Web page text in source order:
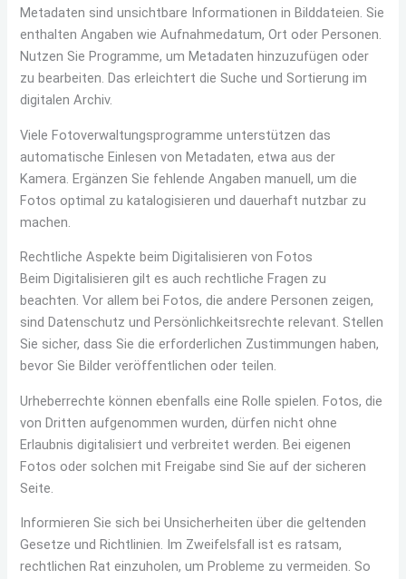
Metadaten sind unsichtbare Informationen in Bilddateien. Sie
enthalten Angaben wie Aufnahmedatum, Ort oder Personen.
Nutzen Sie Programme, um Metadaten hinzuzufügen oder
zu bearbeiten. Das erleichtert die Suche und Sortierung im
digitalen Archiv.
Viele Fotoverwaltungsprogramme unterstützen das
automatische Einlesen von Metadaten, etwa aus der
Kamera. Ergänzen Sie fehlende Angaben manuell, um die
Fotos optimal zu katalogisieren und dauerhaft nutzbar zu
machen.
Rechtliche Aspekte beim Digitalisieren von Fotos
Beim Digitalisieren gilt es auch rechtliche Fragen zu
beachten. Vor allem bei Fotos, die andere Personen zeigen,
sind Datenschutz und Persönlichkeitsrechte relevant. Stellen
Sie sicher, dass Sie die erforderlichen Zustimmungen haben,
bevor Sie Bilder veröffentlichen oder teilen.
Urheberrechte können ebenfalls eine Rolle spielen. Fotos, die
von Dritten aufgenommen wurden, dürfen nicht ohne
Erlaubnis digitalisiert und verbreitet werden. Bei eigenen
Fotos oder solchen mit Freigabe sind Sie auf der sicheren
Seite.
Informieren Sie sich bei Unsicherheiten über die geltenden
Gesetze und Richtlinien. Im Zweifelsfall ist es ratsam,
rechtlichen Rat einzuholen, um Probleme zu vermeiden. So